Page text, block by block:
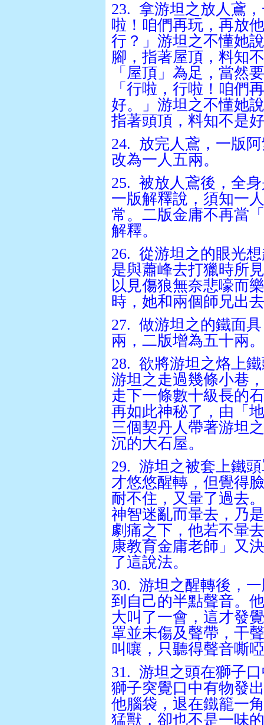
23. 拿游坦之放人鳶
啦！咱們再玩，再放
行？」游坦之不懂她
腳，指著屋頂，料知
「屋頂」為足，當然
「行啦，行啦！咱們
好。」游坦之不懂她
指著頭頂，料知不是
24.
放完人鳶，一版
改為一人五兩。
25. 被放人鳶後，全
一版解釋說，須知一
常。二版金庸不再當
解釋。
26. 從游坦之的眼光
是與蕭峰去打獵時所
以見傷狼無奈悲嚎而
時，她和兩個師兄出
27. 做游坦之的鐵面
兩，二版增為五十兩。
28. 欲將游坦之烙上
游坦之走過幾條小巷
走下一條數十級長的
再如此神秘了，由「
三個契丹人帶著游坦
沉的大石屋。
29. 游坦之被套上鐵
才悠悠醒轉，但覺得
耐不住，又暈了過去
神智迷亂而暈去，乃
劇痛之下，他若不暈
康教育金庸老師」又
了這說法。
30. 游坦之醒轉後，
到自己的半點聲音。
大叫了一會，這才發
罩並未傷及聲帶，干
叫嚷，只聽得聲音嘶
31. 游坦之頭在獅子
獅子突覺口中有物發
他腦袋，退在鐵籠一
猛獸，卻也不是一味